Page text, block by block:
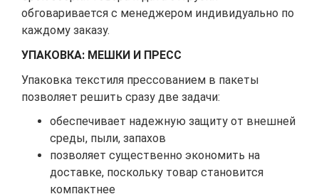
обговаривается с менеджером индивидуально по
каждому заказу.
УПАКОВКА: МЕШКИ И ПРЕСС
Упаковка текстиля прессованием в пакеты
позволяет решить сразу две задачи:
обеспечивает надежную защиту от внешней
среды, пыли, запахов
позволяет существенно экономить на
доставке, поскольку товар становится
компактнее